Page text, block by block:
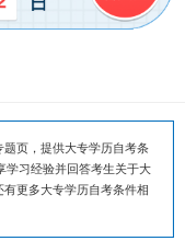
页，提供大专学历自考条
学习经验并回答考生关于大
更多大专学历自考条件相